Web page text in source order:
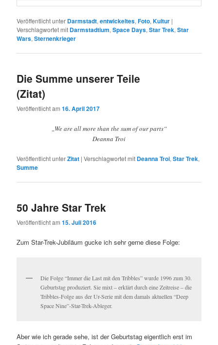
Veröffentlicht unter Darmstadt,entwickeltes,Foto,Kultur |
Verschlagwortet mit Darmstadtium,Space Days,Star Trek,Star
Wars,Sternenkrieger
Die Summe unserer Teile
(Zitat)
Veröffentlicht am16. April 2017
„We are all more than the sum of our parts“
Deanna Troi
Veröffentlicht unterZitat |Verschlagwortet mit Deanna Troi,Star Trek,
Summe
50 Jahre Star Trek
Veröffentlicht am15. Juli 2016
Zum Star-Trek-Jubiläum gucke ich sehr gerne diese Folge:
Die Folge “Immer die Last mit den Tribbles” wurde 1996 zum 30.
Geburtstag produziert. Sie mixt – erklärt durch eine Zeitreise – die
Tribbles-Folge aus der Ur-Serie mit dem damals aktuellen “Deep
Space Nine”-Star-Trek-Ableger.
Aber wie ich gerade sehe, ist der Geburtstag eigentlich erst im